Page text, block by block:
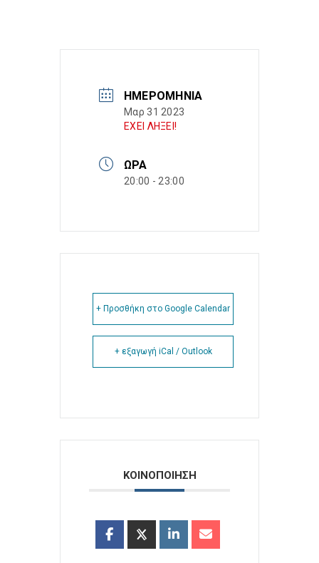
ΗΜΕΡΟΜΗΝΊΑ
Μαρ 31 2023
ΕΧΕΙ ΛΗΞΕΙ!
ΏΡΑ
20:00 - 23:00
+ Προσθήκη στο Google Calendar
+ εξαγωγή iCal / Outlook
ΚΟΙΝΟΠΟΙΗΣΗ